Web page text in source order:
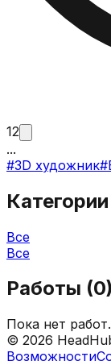
12
...
#3D художник#
Категории
Все
Все
Работы (0)
Пока нет работ.
© 2026
Возможности